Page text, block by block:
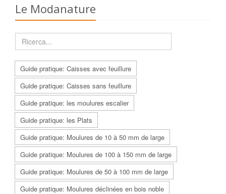
Le Modanature
Guide pratique: Caisses avec feuillure
Guide pratique: Caisses sans feuillure
Guide pratique: les moulures escalier
Guide pratique: les Plats
Guide pratique: Moulures de 10 à 50 mm de large
Guide pratique: Moulures de 100 à 150 mm de large
Guide pratique: Moulures de 50 à 100 mm de large
Guide pratique: Moulures déclinées en bois noble